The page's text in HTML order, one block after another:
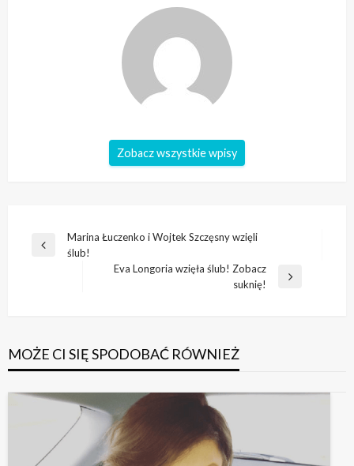
Zobacz wszystkie wpisy
Nawigacja
wpisu
Poprzedni
Marina Łuczenko i Wojtek Szczęsny wzięli
ślub!
Eva Longoria wzięła ślub! Zobacz
suknię!
MOŻE CI SIĘ SPODOBAĆ RÓWNIEŻ